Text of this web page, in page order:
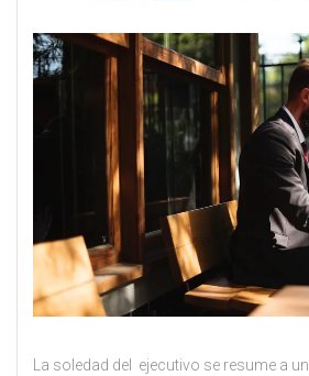
La soledad del ejecutivo se resume a un